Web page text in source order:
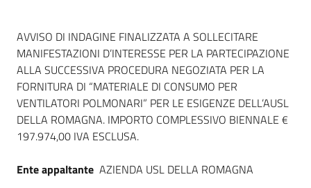
English
site
Dati del bando
AVVISO DI INDAGINE FINALIZZATA A SOLLECITARE
MANIFESTAZIONI D’INTERESSE PER LA PARTECIPAZIONE
ALLA SUCCESSIVA PROCEDURA NEGOZIATA PER LA
FORNITURA DI “MATERIALE DI CONSUMO PER
VENTILATORI POLMONARI” PER LE ESIGENZE DELL’AUSL
DELLA ROMAGNA. IMPORTO COMPLESSIVO BIENNALE €
197.974,00 IVA ESCLUSA.
Ente appaltante AZIENDA USL DELLA ROMAGNA